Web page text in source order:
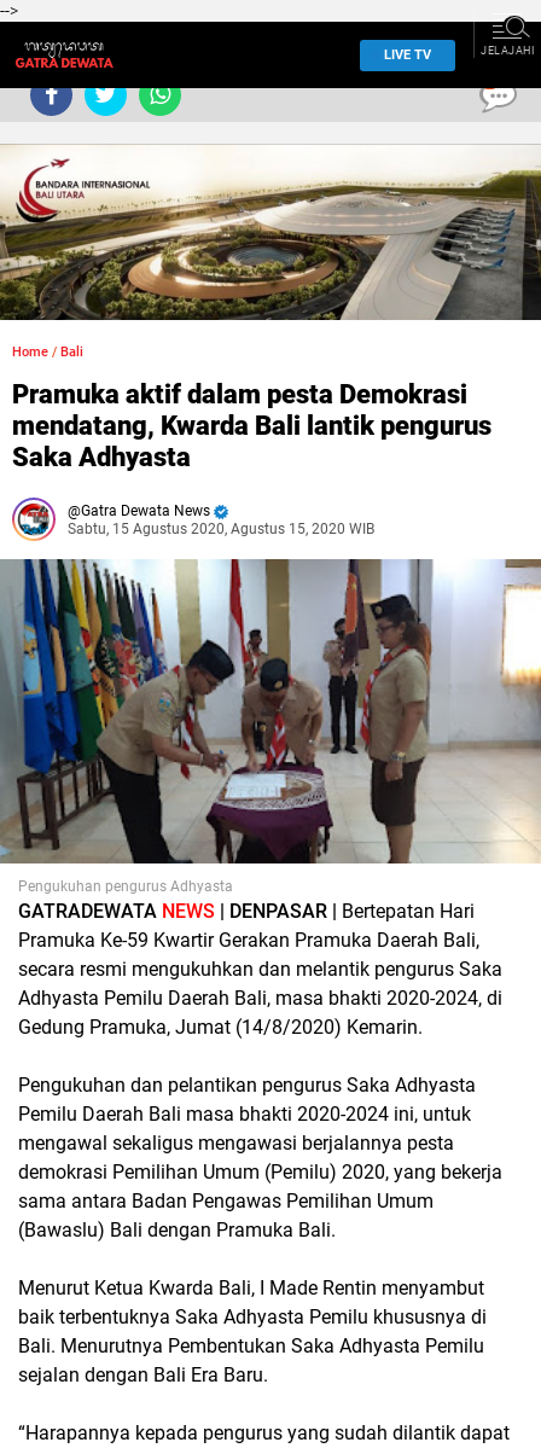
-->
LIVE TV JELAJAHI
Home / Bali
Pramuka aktif dalam pesta Demokrasi
mendatang, Kwarda Bali lantik pengurus
Saka Adhyasta
Gatra Dewata News
Sabtu, 15 Agustus 2020, Agustus 15, 2020 WIB
Pengukuhan pengurus Adhyasta
GATRADEWATA NEWS | DENPASAR | Bertepatan Hari
Pramuka Ke-59 Kwartir Gerakan Pramuka Daerah Bali,
secara resmi mengukuhkan dan melantik pengurus Saka
Adhyasta Pemilu Daerah Bali, masa bhakti 2020-2024, di
Gedung Pramuka, Jumat (14/8/2020) Kemarin.
Pengukuhan dan pelantikan pengurus Saka Adhyasta
Pemilu Daerah Bali masa bhakti 2020-2024 ini, untuk
mengawal sekaligus mengawasi berjalannya pesta
demokrasi Pemilihan Umum (Pemilu) 2020, yang bekerja
sama antara Badan Pengawas Pemilihan Umum
(Bawaslu) Bali dengan Pramuka Bali.
Menurut Ketua Kwarda Bali, I Made Rentin menyambut
baik terbentuknya Saka Adhyasta Pemilu khususnya di
Bali. Menurutnya Pembentukan Saka Adhyasta Pemilu
sejalan dengan Bali Era Baru.
“Harapannya kepada pengurus yang sudah dilantik dapat